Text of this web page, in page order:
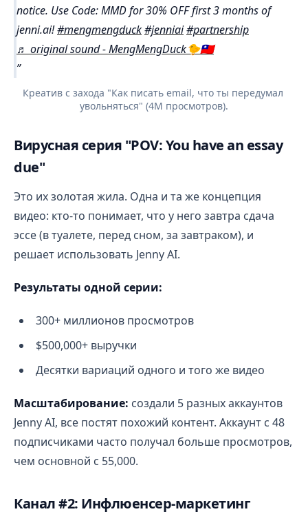
notice. Use Code: MMD for 30% OFF first 3 months of
jenni.ai!#mengmengduck#jenniai#partnership
♬ original sound - MengMengDuck🐤🇹🇼
Креатив с захода "Как писать email, что ты передумал
увольняться" (4М просмотров).
Вирусная серия "POV: You have an essay
due"
Это их золотая жила. Одна и та же концепция
видео: кто-то понимает, что у него завтра сдача
эссе (в туалете, перед сном, за завтраком), и
решает использовать Jenny AI.
Результаты одной серии:
300+ миллионов просмотров
$500,000+ выручки
Десятки вариаций одного и того же видео
Масштабирование: создали 5 разных аккаунтов
Jenny AI, все постят похожий контент. Аккаунт с 48
подписчиками часто получал больше просмотров,
чем основной с 55,000.
Канал #2: Инфлюенсер-маркетинг